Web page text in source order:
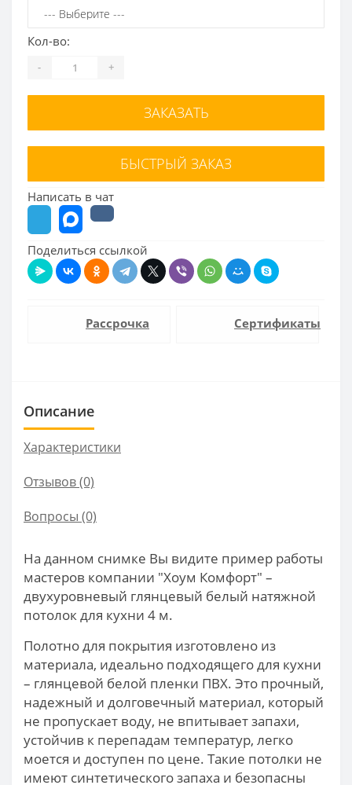
Кол-во:
- +
ЗАКАЗАТЬ
БЫСТРЫЙ ЗАКАЗ
Написать в чат
Поделиться ссылкой
Рассрочка Сертификаты
Описание
Характеристики
Отзывов (0)
Вопросы (0)
На данном снимке Вы видите пример работы
мастеров компании "Хоум Комфорт" –
двухуровневый глянцевый белый натяжной
потолок для кухни 4 м.
Полотно для покрытия изготовлено из
материала, идеально подходящего для кухни
– глянцевой белой пленки ПВХ. Это прочный,
надежный и долговечный материал, который
не пропускает воду, не впитывает запахи,
устойчив к перепадам температур, легко
моется и доступен по цене. Такие потолки не
имеют синтетического запаха и безопасны